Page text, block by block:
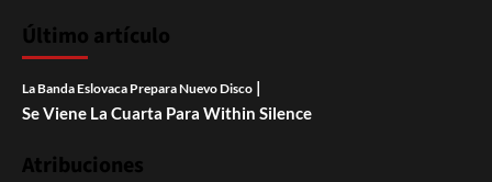
Último artículo
La Banda Eslovaca Prepara Nuevo Disco |
Se Viene La Cuarta Para Within Silence
Atribuciones